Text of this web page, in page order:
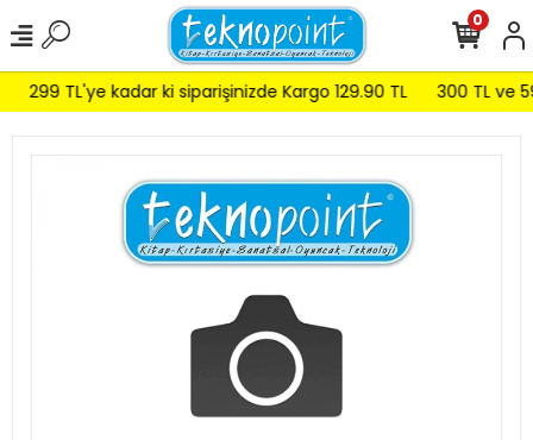
299 TL'ye kadar ki siparişinizde Kargo 129.90 TL 300 TL ve
0